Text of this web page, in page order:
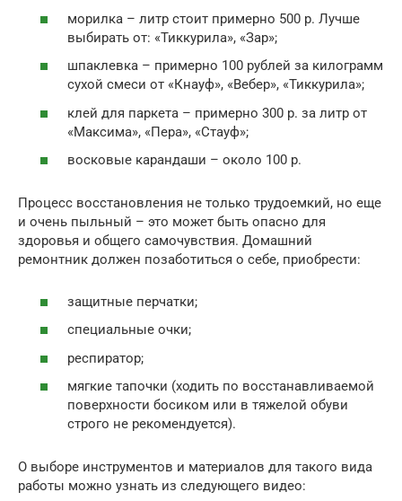
морилка – литр стоит примерно 500 р. Лучше
выбирать от: «Тиккурила», «Зар»;
шпаклевка – примерно 100 рублей за килограмм
сухой смеси от «Кнауф», «Вебер», «Тиккурила»;
клей для паркета – примерно 300 р. за литр от
«Максима», «Пера», «Стауф»;
восковые карандаши – около 100 р.
Процесс восстановления не только трудоемкий, но еще
и очень пыльный – это может быть опасно для
здоровья и общего самочувствия. Домашний
ремонтник должен позаботиться о себе, приобрести:
защитные перчатки;
специальные очки;
респиратор;
мягкие тапочки (ходить по восстанавливаемой
поверхности босиком или в тяжелой обуви
строго не рекомендуется).
О выборе инструментов и материалов для такого вида
работы можно узнать из следующего видео: